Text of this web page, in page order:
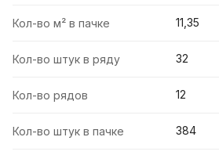
Кол-во м² в пачке 11,35
Кол-во штук в ряду 32
Кол-во рядов 12
Кол-во штук в пачке 384